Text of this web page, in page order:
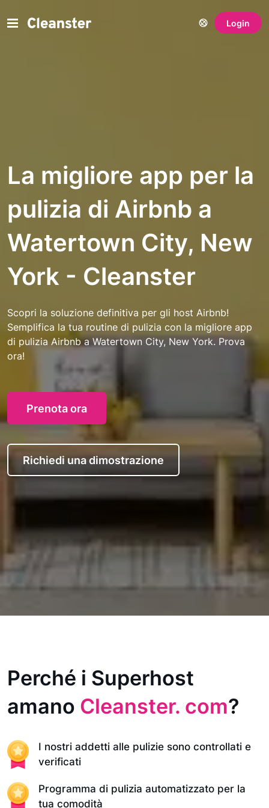
Login
La migliore app per la
pulizia di Airbnb a
Watertown City, New
York - Cleanster
Scopri la soluzione definitiva per gli host Airbnb!
Semplifica la tua routine di pulizia con la migliore app
di pulizia Airbnb a Watertown City, New York. Prova
ora!
Prenota ora
Richiedi una dimostrazione
Perché i Superhost
amano Cleanster. com?
I nostri addetti alle pulizie sono controllati e
verificati
Programma di pulizia automatizzato per la
tua comodità